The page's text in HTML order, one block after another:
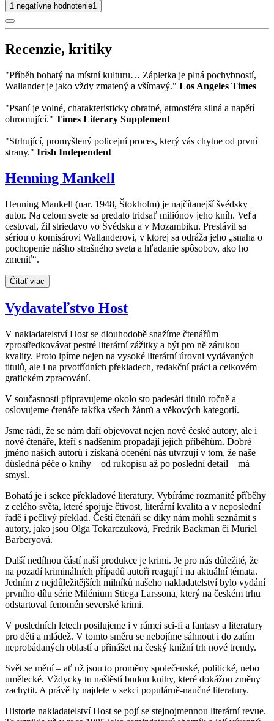
1 negatívne hodnotenie1
Recenzie, kritiky
"Příběh bohatý na místní kulturu… Zápletka je plná pochybností,
Wallander je jako vždy zmatený a všímavý." Los Angeles Times
"Psaní je volné, charakteristicky obratné, atmosféra silná a napětí
ohromující." Times Literary Supplement
"Strhující, promyšlený policejní proces, který vás chytne od první
strany." Irish Independent
Henning Mankell
Henning Mankell (nar. 1948, Štokholm) je najčítanejší švédsky
autor. Na celom svete sa predalo tridsať miliónov jeho kníh. Veľa
cestoval, žil striedavo vo Švédsku a v Mozambiku. Preslávil sa
sériou o komisárovi Wallanderovi, v ktorej sa odráža jeho „snaha o
pochopenie nášho strašného sveta a hľadanie spôsobov, ako ho
zmeniť“.
Čítať viac
Vydavateľstvo Host
V nakladatelství Host se dlouhodobě snažíme čtenářům
zprostředkovávat pestré literární zážitky a být pro ně zárukou
kvality. Proto lpíme nejen na vysoké literární úrovni vydávaných
titulů, ale i na prvotřídních překladech, redakční práci a celkovém
grafickém zpracování.
V současnosti připravujeme okolo sto padesáti titulů ročně a
oslovujeme čtenáře takřka všech žánrů a věkových kategorií.
Jsme rádi, že se nám daří objevovat nejen nové české autory, ale i
nové čtenáře, kteří s nadšením propadají jejich příběhům. Dobré
jméno našich autorů i získaná ocenění nás utvrzují v tom, že naše
důsledná péče o knihy – od rukopisu až po poslední detail – má
smysl.
Bohatá je i sekce překladové literatury. Vybíráme rozmanité příběhy
z celého světa, které spojuje čtivost, literární kvalita a v neposlední
řadě i pečlivý překlad. Čeští čtenáři se díky nám mohli seznámit s
autory, jako jsou Olga Tokarczuková, Fredrik Backman či Muriel
Barberyová.
Další nedílnou částí naší produkce je krimi. Je pro nás důležité, že
na pozadí kriminálních případů autoři reagují i na aktuální témata.
Jedním z nejdůležitějších milníků našeho nakladatelství bylo vydání
prvního dílu série Milénium Stiega Larssona, který na českém trhu
odstartoval fenomén severské krimi.
V posledních letech posilujeme i v rámci sci-fi a fantasy a literatury
pro děti a mládež. V tomto směru se nebojíme sáhnout i do zatím
neprobádaných oblastí a přinášet na český knižní trh nové trendy.
Svět se mění – ať už jsou to proměny společenské, politické, nebo
umělecké. Vždycky tu naštěstí budou knihy, které dokážou změny
zachytit. A právě ty najdete v sekci populárně-naučné literatury.
Historie nakladatelství Host se pojí se stejnojmennou literární revue.